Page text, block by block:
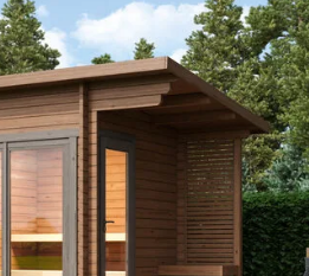
tratamientos
madera para
desgaste con
6. Diseño y Estilo
Elige una
con el entorno
terraza. Las
las cabinas de
ventanales